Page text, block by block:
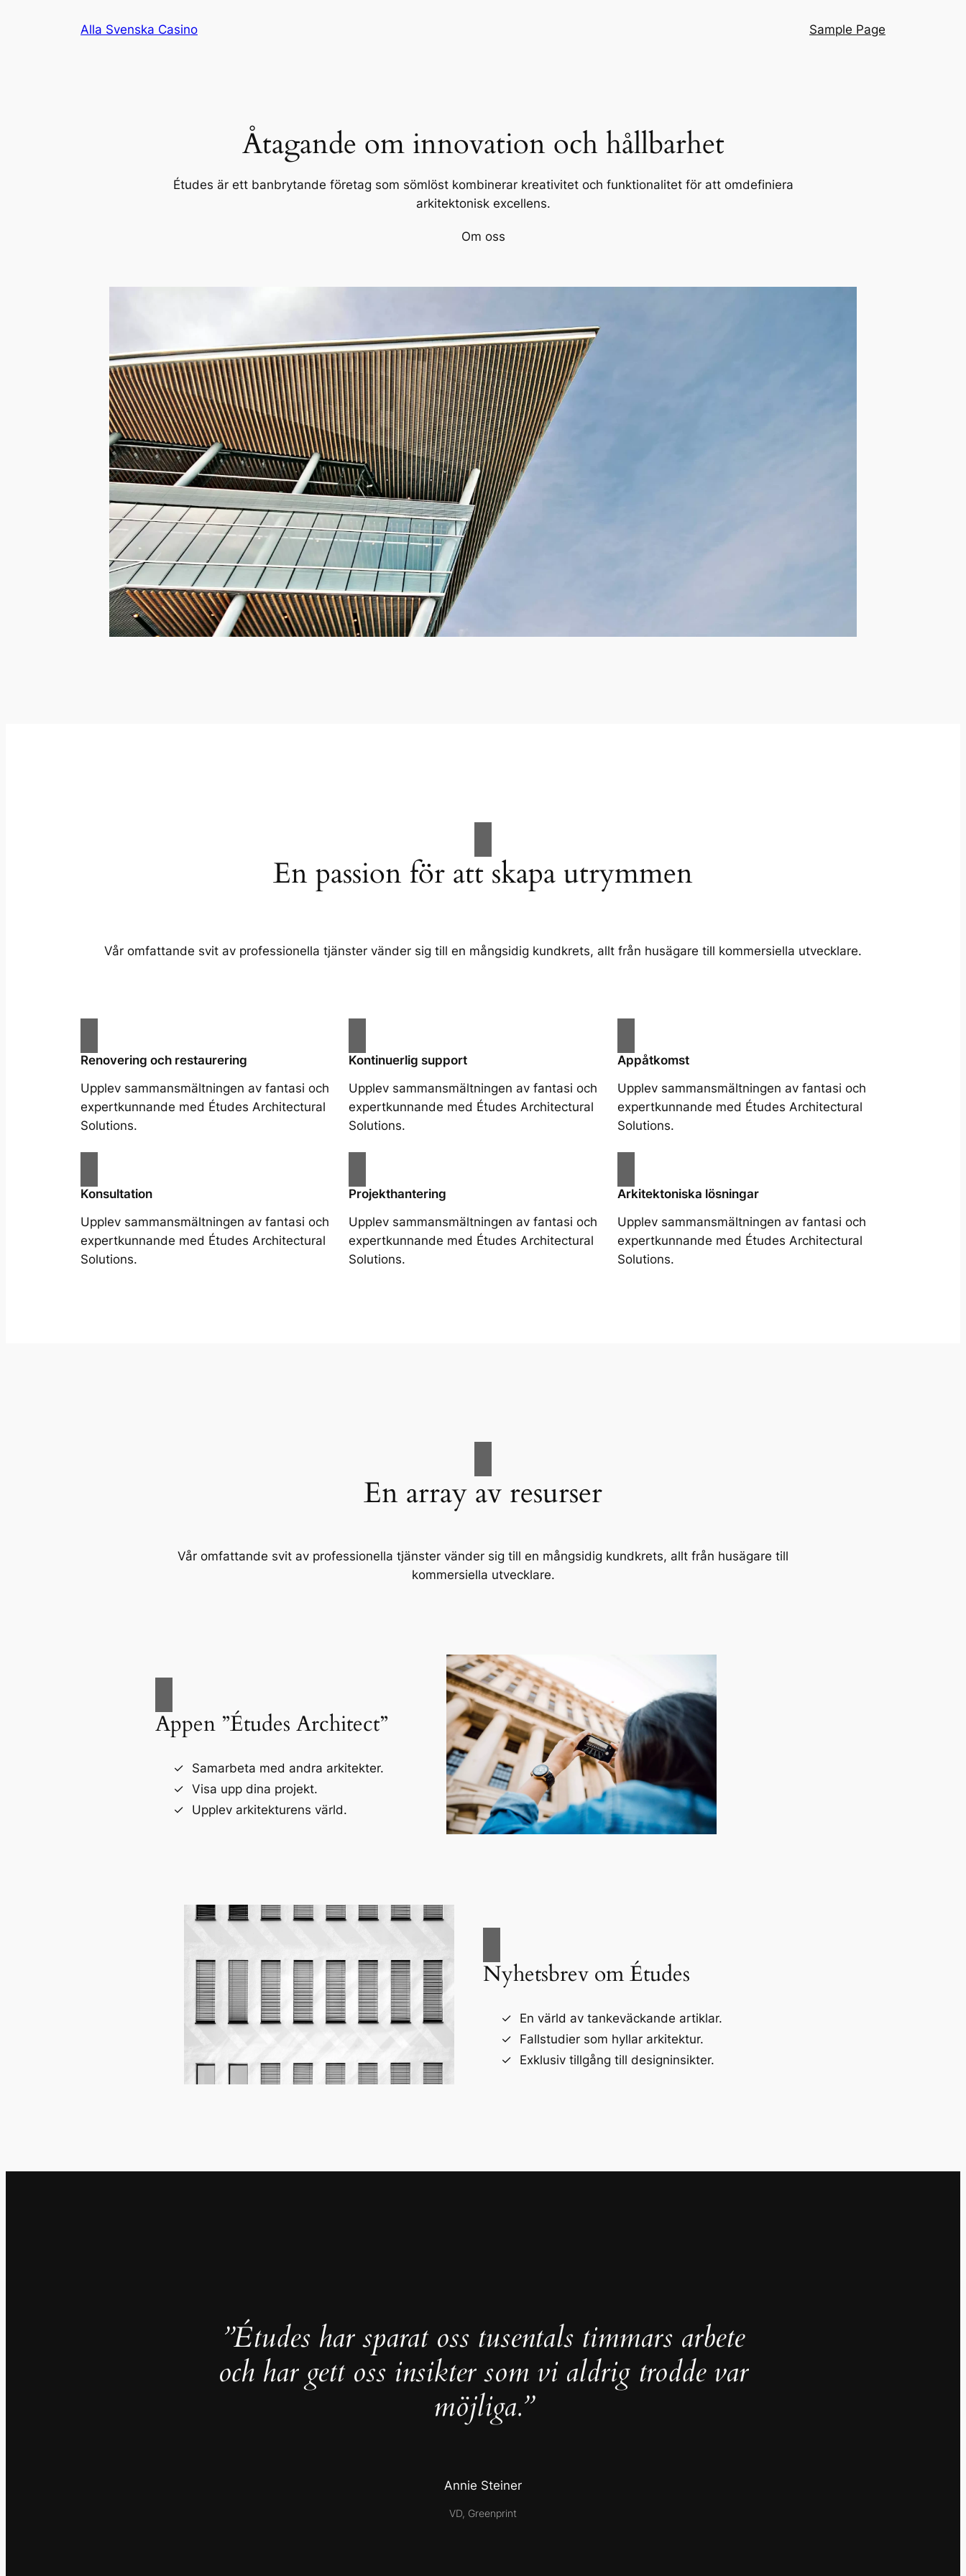
Alla Svenska Casino Sample Page
Åtagande om innovation och hållbarhet
Études är ett banbrytande företag som sömlöst kombinerar kreativitet och funktionalitet för att omdefiniera
arkitektonisk excellens.
Om oss
En passion för att skapa utrymmen
Vår omfattande svit av professionella tjänster vänder sig till en mångsidig kundkrets, allt från husägare till kommersiella utvecklare.
Renovering och restaurering
Upplev sammansmältningen av fantasi och
expertkunnande med Études Architectural
Solutions.
Kontinuerlig support
Upplev sammansmältningen av fantasi och
expertkunnande med Études Architectural
Solutions.
Appåtkomst
Upplev sammansmältningen av fantasi och
expertkunnande med Études Architectural
Solutions.
Konsultation
Upplev sammansmältningen av fantasi och
expertkunnande med Études Architectural
Solutions.
Projekthantering
Upplev sammansmältningen av fantasi och
expertkunnande med Études Architectural
Solutions.
Arkitektoniska lösningar
Upplev sammansmältningen av fantasi och
expertkunnande med Études Architectural
Solutions.
En array av resurser
Vår omfattande svit av professionella tjänster vänder sig till en mångsidig kundkrets, allt från husägare till
kommersiella utvecklare.
Appen ”Études Architect”
Samarbeta med andra arkitekter.
Visa upp dina projekt.
Upplev arkitekturens värld.
Nyhetsbrev om Études
En värld av tankeväckande artiklar.
Fallstudier som hyllar arkitektur.
Exklusiv tillgång till designinsikter.
”Études har sparat oss tusentals timmars arbete
och har gett oss insikter som vi aldrig trodde var
möjliga.”
Annie Steiner
VD, Greenprint